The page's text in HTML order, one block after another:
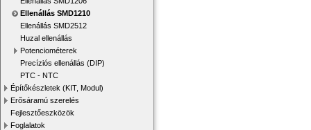
Ellenállás SMD1210
Ellenállás SMD2512
Huzal ellenállás
Potenciométerek
Precíziós ellenállás (DIP)
PTC - NTC
Építőkészletek (KIT, Modul)
Erősáramú szerelés
Fejlesztőeszközök
Foglalatok